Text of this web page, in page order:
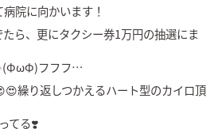
院に向かいます！
ら、更にタクシー券1万円の抽選にま
フフフ…
繰り返しつかえるハート型のカイロ頂
てる❣️